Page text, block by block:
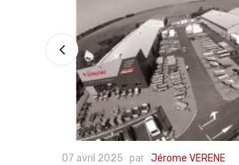
07 avril 2025 par Jérome VERENE